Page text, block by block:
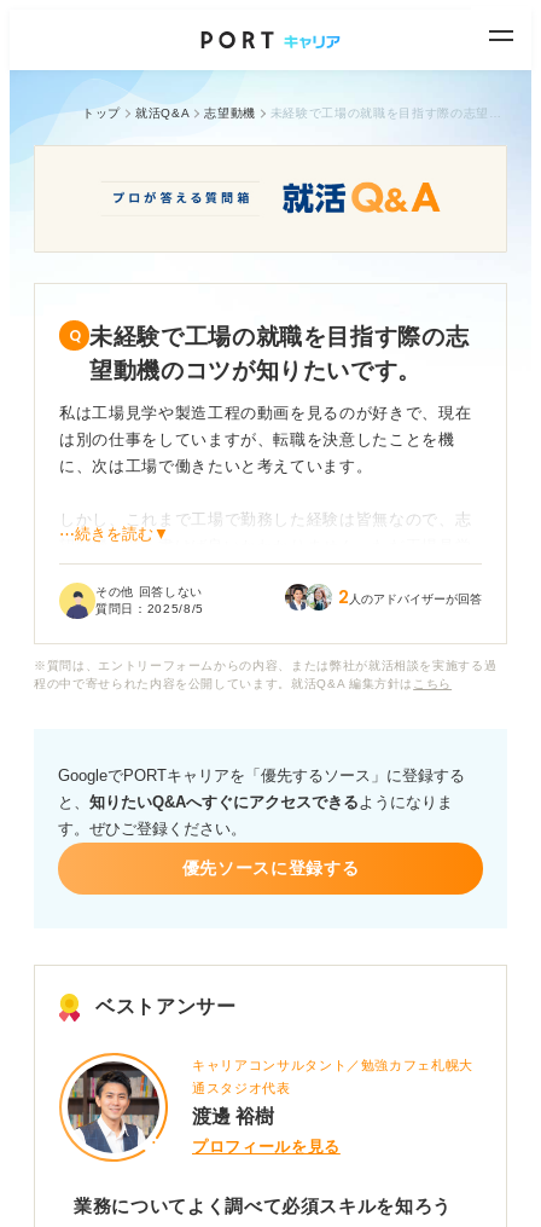
トップ 就活Q&A 志望動機
未経験で工場の就職を目指す際の志
望動機のコツが知りたいです。
私は工場見学や製造工程の動画を見るのが好きで、現在
は別の仕事をしていますが、転職を決意したことを機
に、次は工場で働きたいと考えています。
しかし、これまで工場で勤務した経験は皆無なので、志
望動機をどう書けば良いかわかりません。ただ工場見学
品まで絞り込んでいるわけではありません。
機になってしまいます。
機で、人事の方はどんなポイントを見ているのかも気に
なります。
書き方のコツや、作成のために必要なステップなど、未
経験者でも良い志望動機が書ける方法を教えていただき
⋯続きを読む▼
その他 回答しない
質問日： 2025/8/5 2 人のアドバイザーが回答
※質問は、エントリーフォームからの内容、または弊社が就活相談を実施する過
程の中で寄せられた内容を公開しています。就活Q&A 編集方針は こちら
GoogleでPORTキャリアを「優先するソース」に登録する
と、 知りたいQ&Aへすぐにアクセスできるようになりま
す。ぜひご登録ください。
優先ソースに登録する
ベストアンサー
キャリアコンサルタント／勉強カフェ札幌大
通スタジオ代表
渡邊 裕樹
プロフィールを見る
業務についてよく調べて必須スキルを知ろう